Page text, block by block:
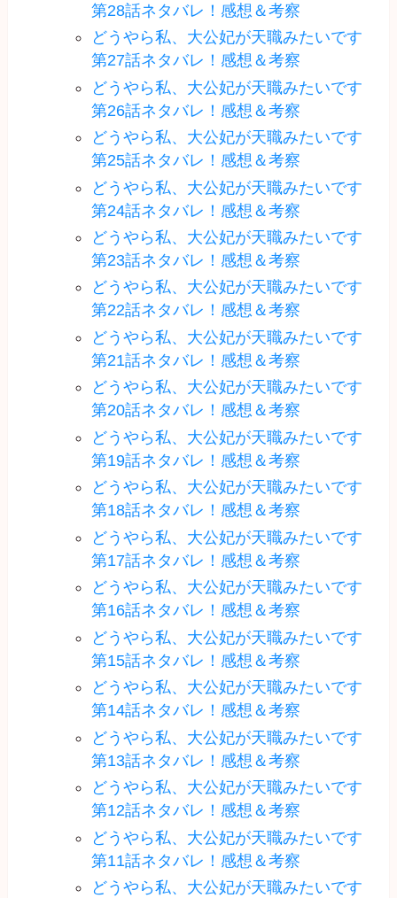
第28話ネタバレ！感想＆考察
どうやら私、大公妃が天職みたいです
第27話ネタバレ！感想＆考察
どうやら私、大公妃が天職みたいです
第26話ネタバレ！感想＆考察
どうやら私、大公妃が天職みたいです
第25話ネタバレ！感想＆考察
どうやら私、大公妃が天職みたいです
第24話ネタバレ！感想＆考察
どうやら私、大公妃が天職みたいです
第23話ネタバレ！感想＆考察
どうやら私、大公妃が天職みたいです
第22話ネタバレ！感想＆考察
どうやら私、大公妃が天職みたいです
第21話ネタバレ！感想＆考察
どうやら私、大公妃が天職みたいです
第20話ネタバレ！感想＆考察
どうやら私、大公妃が天職みたいです
第19話ネタバレ！感想＆考察
どうやら私、大公妃が天職みたいです
第18話ネタバレ！感想＆考察
どうやら私、大公妃が天職みたいです
第17話ネタバレ！感想＆考察
どうやら私、大公妃が天職みたいです
第16話ネタバレ！感想＆考察
どうやら私、大公妃が天職みたいです
第15話ネタバレ！感想＆考察
どうやら私、大公妃が天職みたいです
第14話ネタバレ！感想＆考察
どうやら私、大公妃が天職みたいです
第13話ネタバレ！感想＆考察
どうやら私、大公妃が天職みたいです
第12話ネタバレ！感想＆考察
どうやら私、大公妃が天職みたいです
第11話ネタバレ！感想＆考察
どうやら私、大公妃が天職みたいです